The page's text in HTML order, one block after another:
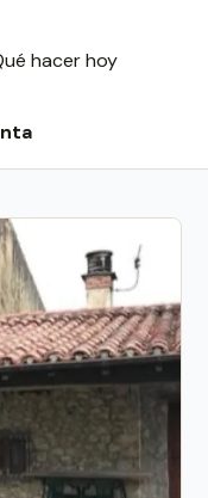
hacer hoy